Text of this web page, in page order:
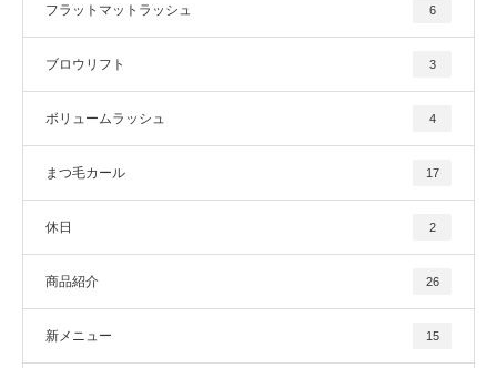
フラットマットラッシュ 6
ブロウリフト 3
ボリュームラッシュ 4
まつ毛カール 17
休日 2
商品紹介 26
新メニュー 15